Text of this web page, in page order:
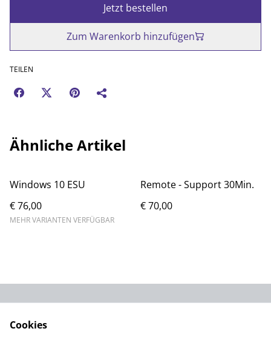
Jetzt bestellen
Zum Warenkorb hinzufügen
TEILEN
Ähnliche Artikel
Windows 10 ESU
€ 76,00
MEHR VARIANTEN VERFÜGBAR
Remote - Support 30Min.
€ 70,00
Cookies